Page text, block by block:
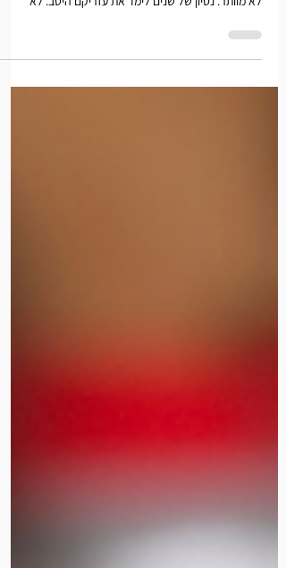
בעידן שבר הסלטים יותר גדול מהקפיטריה של איקאה,
הפיתות גדלות וכל מנה צועקת מוגזם מוגזם מוגזם, עזריקם
אותו כזה 75 שנה. הפלאפל הכתום. שעריים רחובות.